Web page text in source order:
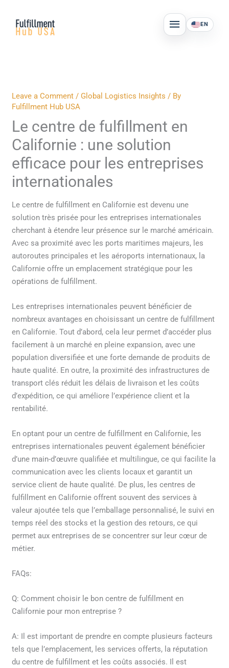
content
MAIN
MENU
EN
Leave a Comment / Global Logistics Insights / By
Fulfillment Hub USA
Le centre de fulfillment en
Californie : une solution
efficace pour les entreprises
internationales
Le centre de fulfillment en Californie est devenu une
solution très prisée pour les entreprises internationales
cherchant à étendre leur présence sur le marché américain.
Avec sa proximité avec les ports maritimes majeurs, les
autoroutes principales et les aéroports internationaux, la
Californie offre un emplacement stratégique pour les
opérations de fulfillment.
Les entreprises internationales peuvent bénéficier de
nombreux avantages en choisissant un centre de fulfillment
en Californie. Tout d’abord, cela leur permet d’accéder plus
facilement à un marché en pleine expansion, avec une
population diversifiée et une forte demande de produits de
haute qualité. En outre, la proximité des infrastructures de
transport clés réduit les délais de livraison et les coûts
d’expédition, ce qui améliore l’expérience client et la
rentabilité.
En optant pour un centre de fulfillment en Californie, les
entreprises internationales peuvent également bénéficier
d’une main-d’œuvre qualifiée et multilingue, ce qui facilite la
communication avec les clients locaux et garantit un
service client de haute qualité. De plus, les centres de
fulfillment en Californie offrent souvent des services à
valeur ajoutée tels que l’emballage personnalisé, le suivi en
temps réel des stocks et la gestion des retours, ce qui
permet aux entreprises de se concentrer sur leur cœur de
métier.
FAQs:
Q: Comment choisir le bon centre de fulfillment en
Californie pour mon entreprise ?
A: Il est important de prendre en compte plusieurs facteurs
tels que l’emplacement, les services offerts, la réputation
du centre de fulfillment et les coûts associés. Il est